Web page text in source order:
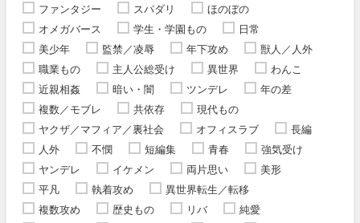
ファンタジー
スパダリ
ほのぼの
オメガバース
学生・学園もの
日常
美少年
監禁／凌辱 年下攻め
獣人／人外
職業もの
主人公総受け 異世界
わんこ
近親相姦
暗い・闇 ツンデレ
年の差
複数／モブレ
共依存
現代もの
ヤクザ／マフィア／裏社会
オフィスラブ
長編
人外
不憫 短編集 青春
強気受け
ヤンデレ
イケメン 両片思い
美形
平凡
執着攻め
異世界転生／転移
複数攻め
歴史もの リバ
純愛